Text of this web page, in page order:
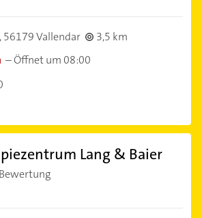
56179 Vallendar
3,5 km
–Öffnet um 08:00
Lang & Baier